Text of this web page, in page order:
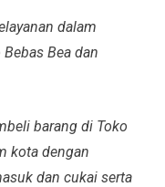
dalam
Bea dan
barang di Toko
kota dengan
dan cukai serta